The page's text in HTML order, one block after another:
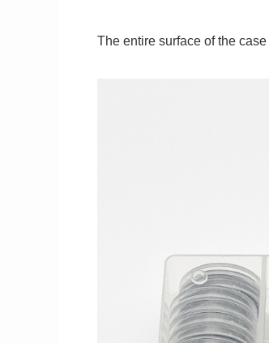
The entire surface of the